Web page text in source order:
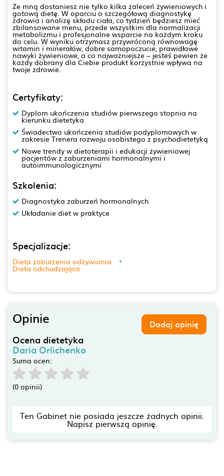
Ze mną dostaniesz nie tylko kilka zaleceń żywieniowych i
gotową dietę. W oparciu o szczegółową diagnostykę
zdrowia i analizę składu ciała, co tydzień będziesz mieć
zbilansowane menu, przede wszystkim dla normalizacji
metabolizmu i profesjonalne wsparcie na każdym kroku
do celu. W wyniku otrzymasz przywróconą równowagę
witamin i minerałów, dobre samopoczucie, prawidłowe
nawyki żywieniowe, a co najważniejsze – jesteś pewien że
każdy dobrany dla Ciebie produkt korzystnie wpływa na
twoje zdrowie.
Certyfikaty:
Dyplom ukończenia studiów pierwszego stopnia na
kierunku dietetyka
Świadectwo ukończenia studiów podyplomowych w
zakresie Trenera rozwoju osobistego z psychodietetyką
Nowe trendy w dietoterapii i edukacji żywieniowej
pacjentów z zaburzeniami hormonalnymi i
autoimmunologicznymi
Szkolenia:
Diagnostyka zaburzeń hormonalnych
Układanie diet w praktyce
Specjalizacje:
Dieta zaburzenia odżywiania
Dieta odchudzająca
Opinie Dodaj opinię
Ocena dietetyka
Daria Orlichenko
Suma ocen:
(0 opinii)
Ten Gabinet nie posiada jeszcze żadnych opinii.
Napisz pierwszą opinię.